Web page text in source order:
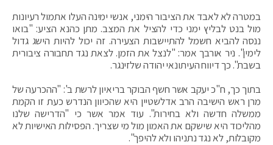
במטרה לא לאבד את הציבור הימני, אנשי ימינה העלו אתמול רעיונות
מול בנט לבליץ ימני כדי להציל את המצב. ‏מתן כהנא הציע: "בואו
ננסה להביא חשמל להתיישבות הצעירה. זה יכול להיות הישג גדול
לימין". ניר אורבך אמר: "לנצל את הזמן. לצאת נגד תחבורה ציבורית
בשבת". כך דיווח העיתונאי יהודה שלזינגר.
בתוך כך, ח"כ יעקב אשר חשף הבוקר בריאיון לרשת ב': "ההכרעה של
מרן ראש הישיבה הרב אדלשטיין היא שהכיוון הנדרש כעת זו הקמת
ממשלה חדשה ולא בחירות". עוד אמר אשר כי "הדרישה שלנו
מהליכוד היא שישקם את האמון מול מי שצריך. הפסילות האישיות לא
מקובלות, לא נגד נתניהו ולא להיפך".